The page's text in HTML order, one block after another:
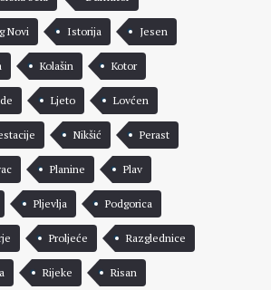
Novi Istorija Jesen
Kolašin Kotor
Ljeto Lovćen
Nikšić Perast
Planine Plav
Pljevlja Podgorica
Proljeće Razglednice
Rijeke Risan